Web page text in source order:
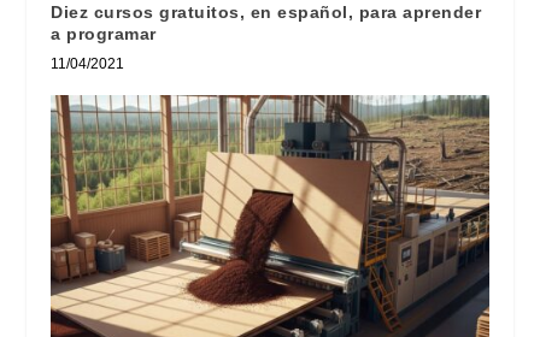
Diez cursos gratuitos, en español, para aprender
a programar
11/04/2021